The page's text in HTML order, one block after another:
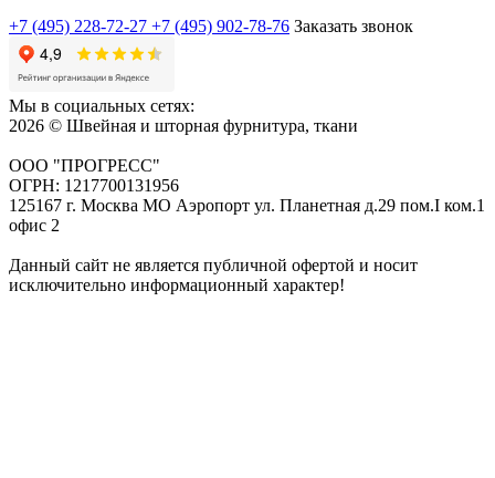
+7 (495) 228-72-27 +7 (495) 902-78-76 Заказать звонок
Мы в социальных сетях:
2026 © Швейная и шторная фурнитура, ткани
ООО "ПРОГРЕСС"
ОГРН: 1217700131956
125167 г. Москва МО Аэропорт ул. Планетная д.29 пом.I ком.1
офис 2
Данный сайт не является публичной офертой и носит
исключительно информационный характер!